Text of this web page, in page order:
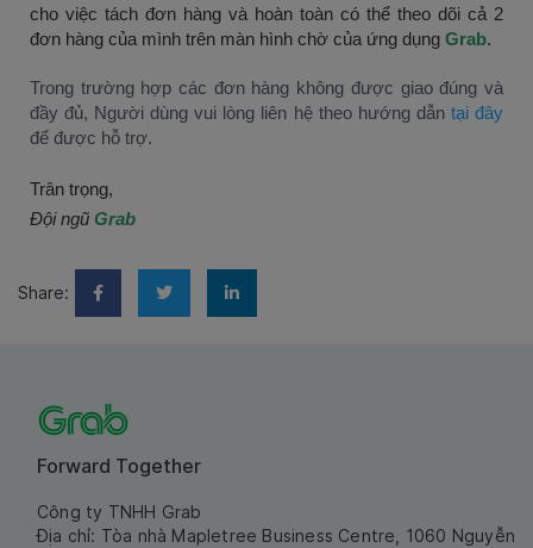
cho việc tách đơn hàng và hoàn toàn có thể theo dõi cả 2
đơn hàng của mình trên màn hình chờ của ứng dụng Grab.
Trong trường hợp các đơn hàng không được giao đúng và
đầy đủ, Người dùng vui lòng liên hệ theo hướng dẫn tại đây
để được hỗ trợ.
Trân trọng,
Đội ngũ Grab
Share:
Forward Together
Công ty TNHH Grab
Địa chỉ: Tòa nhà Mapletree Business Centre, 1060 Nguyễn